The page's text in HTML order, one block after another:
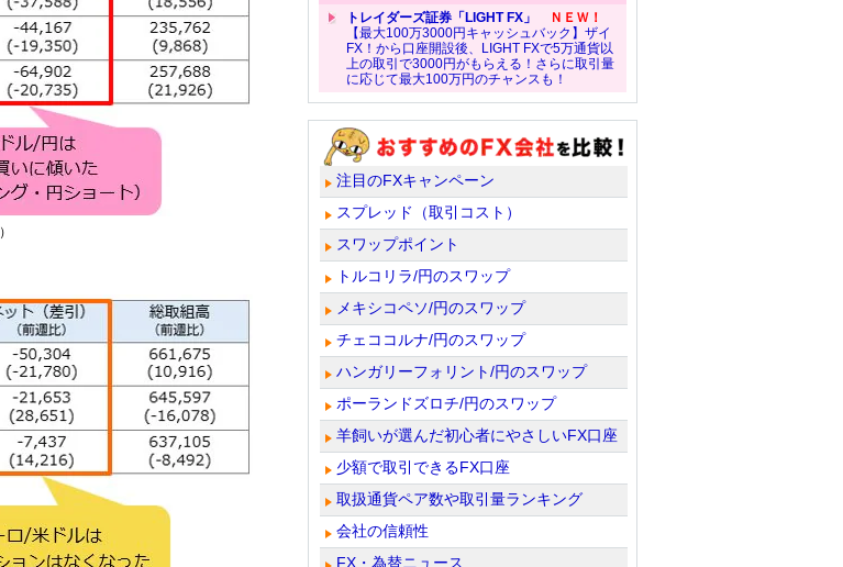
）
トレイダーズ証券「LIGHT FX」
ＮＥＷ！
【最大100万3000円キャッシュバック】ザイ
FX！から口座開設後、LIGHT FXで5万通貨以
上の取引で3000円がもらえる！さらに取引量
に応じて最大100万円のチャンスも！
注目のFXキャンペーン
スプレッド（取引コスト）
スワップポイント
トルコリラ/円のスワップ
メキシコペソ/円のスワップ
チェココルナ/円のスワップ
ハンガリーフォリント/円のスワップ
ポーランドズロチ/円のスワップ
羊飼いが選んだ初心者にやさしいFX口座
少額で取引できるFX口座
取扱通貨ペア数や取引量ランキング
会社の信頼性
FX・為替ニュース